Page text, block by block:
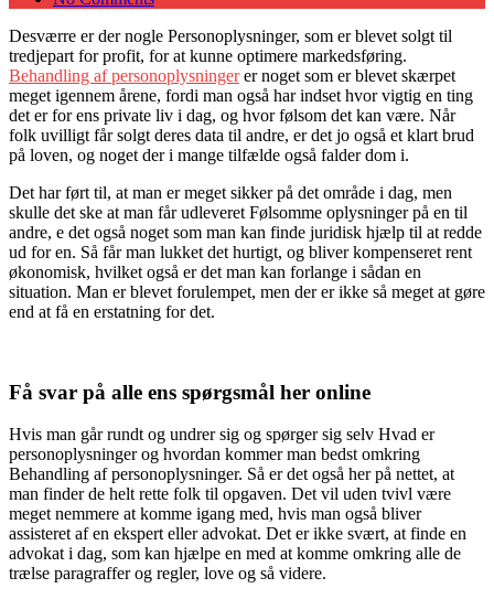
Desværre er der nogle Personoplysninger, som er blevet solgt til
tredjepart for profit, for at kunne optimere markedsføring.
Behandling af personoplysningerer noget som er blevet skærpet
meget igennem årene, fordi man også har indset hvor vigtig en ting
det er for ens private liv i dag, og hvor følsom det kan være. Når
folk uvilligt får solgt deres data til andre, er det jo også et klart brud
på loven, og noget der i mange tilfælde også falder dom i.
Det har ført til, at man er meget sikker på det område i dag, men
skulle det ske at man får udleveret Følsomme oplysninger på en til
andre, e det også noget som man kan finde juridisk hjælp til at redde
ud for en. Så får man lukket det hurtigt, og bliver kompenseret rent
økonomisk, hvilket også er det man kan forlange i sådan en
situation. Man er blevet forulempet, men der er ikke så meget at gøre
end at få en erstatning for det.
Få svar på alle ens spørgsmål her online
Hvis man går rundt og undrer sig og spørger sig selv Hvad er
personoplysninger og hvordan kommer man bedst omkring
Behandling af personoplysninger. Så er det også her på nettet, at
man finder de helt rette folk til opgaven. Det vil uden tvivl være
meget nemmere at komme igang med, hvis man også bliver
assisteret af en ekspert eller advokat. Det er ikke svært, at finde en
advokat i dag, som kan hjælpe en med at komme omkring alle de
trælse paragraffer og regler, love og så videre.